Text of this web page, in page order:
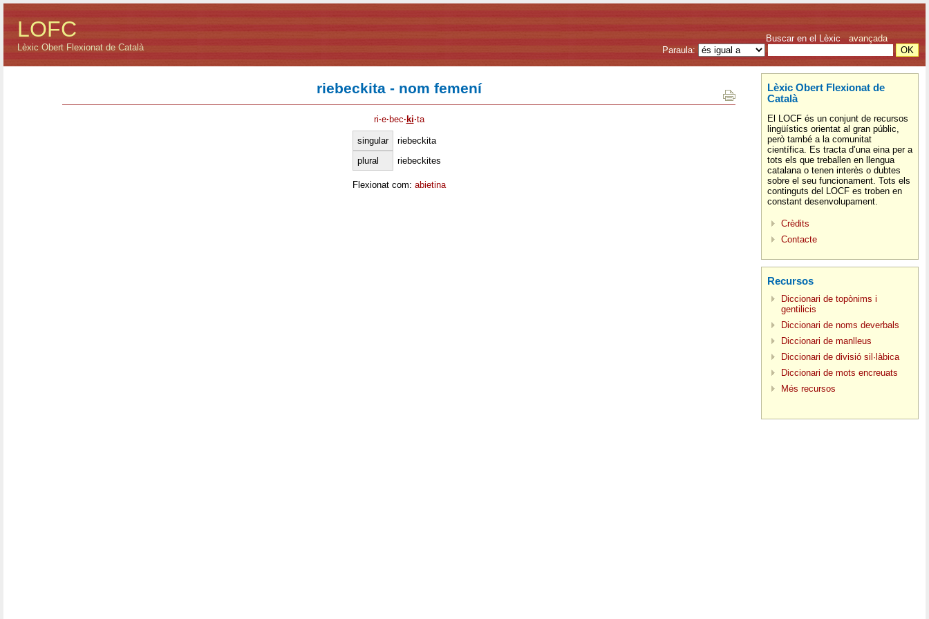
LOFC
Lèxic Obert Flexionat de Català
Buscar en el Lèxic avançada
Paraula:
riebeckita - nom femení
ri·e· bec· ki·ta
singular
riebeckita
plural
riebeckites
Flexionat com: abietina
Lèxic Obert Flexionat de
Català
El LOCF és un conjunt de recursos
lingüístics orientat al gran públic,
però també a la comunitat
científica. Es tracta d’una eina per a
tots els que treballen en llengua
catalana o tenen interès o dubtes
sobre el seu funcionament. Tots els
continguts del LOCF es troben en
constant desenvolupament.
Crèdits
Contacte
Recursos
Diccionari de topònims i
gentilicis
Diccionari de noms deverbals
Diccionari de manlleus
Diccionari de divisió sil·làbica
Diccionari de mots encreuats
Més recursos